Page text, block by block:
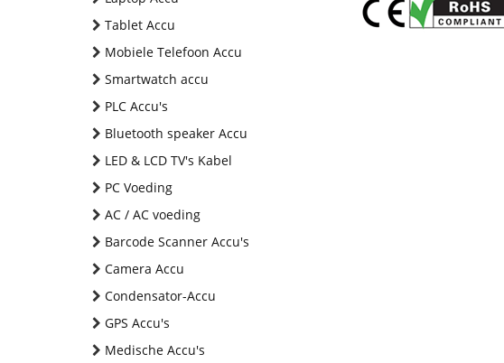
Tablet Accu
Mobiele Telefoon Accu
Smartwatch accu
PLC Accu's
Bluetooth speaker Accu
LED & LCD TV's Kabel
PC Voeding
AC / AC voeding
Barcode Scanner Accu's
Camera Accu
Condensator-Accu
GPS Accu's
Medische Accu's